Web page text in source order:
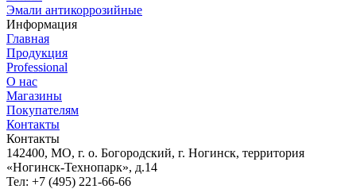
Эмали антикоррозийные
Информация
Главная
Продукция
Professional
О нас
Магазины
Покупателям
Контакты
Контакты
142400, МО, г. о. Богородский, г. Ногинск, территория
«Ногинск-Технопарк», д.14
Тел: +7 (495) 221-66-66